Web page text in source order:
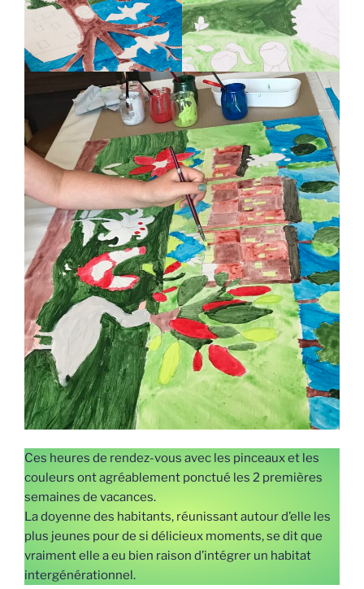
Ces heures de rendez-vous avec les pinceaux et les
couleurs ont agréablement ponctué les 2 premières
semaines de vacances.
La doyenne des habitants, réunissant autour d’elle les
plus jeunes pour de si délicieux moments, se dit que
vraiment elle a eu bien raison d’intégrer un habitat
intergénérationnel.